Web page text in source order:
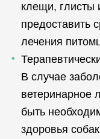
клещи, глисты
предоставить
лечения
В случае
ветеринарное
быть
здоровья